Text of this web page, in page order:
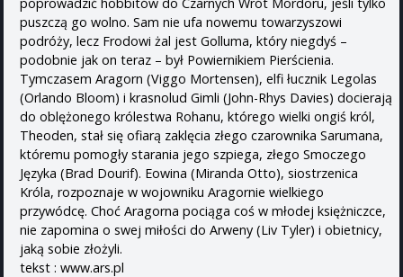
puszczą go wolno. Sam nie ufa nowemu towarzyszowi
podróży, lecz Frodowi żal jest Golluma, który niegdyś –
podobnie jak on teraz – był Powiernikiem Pierścienia.
Tymczasem Aragorn (Viggo Mortensen), elfi łucznik Legolas
(Orlando Bloom) i krasnolud Gimli (John-Rhys Davies) docierają
do oblężonego królestwa Rohanu, którego wielki ongiś król,
Theoden, stał się ofiarą zaklęcia złego czarownika Sarumana,
któremu pomogły starania jego szpiega, złego Smoczego
Języka (Brad Dourif). Eowina (Miranda Otto), siostrzenica
Króla, rozpoznaje w wojowniku Aragornie wielkiego
przywódcę. Choć Aragorna pociąga coś w młodej księżniczce,
nie zapomina o swej miłości do Arweny (Liv Tyler) i obietnicy,
jaką sobie złożyli.
tekst : www.ars.pl